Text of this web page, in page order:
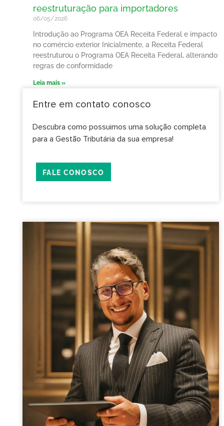
reestruturação para importadores
06/05/2026
Introdução ao Programa OEA Receita Federal e impacto
no comércio exterior Inicialmente, a Receita Federal
reestruturou o Programa OEA Receita Federal, alterando
regras de conformidade
Leia mais »
Entre em contato conosco
Descubra como possuimos uma solução completa
para a Gestão Tributária da sua empresa!
FALE CONOSCO